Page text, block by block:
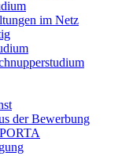
im Netz
der Bewerbung